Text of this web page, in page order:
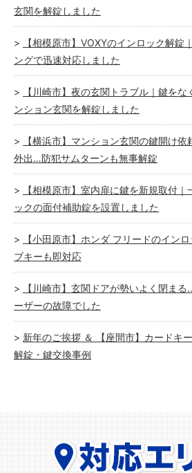
玄関を解錠しました
【相模原市】VOXYのインロック解錠
ングで迅速対応しました
【川崎市】夜の玄関トラブル｜鍵を
ンション玄関を解錠しました
【横浜市】マンション玄関の鍵開け依
外出…防犯サムターンも無事解錠
【相模原市】室内扉に鍵を新規取付｜
ックの面付補助錠を設置しました
【小田原市】ホンダ フリードのイン
ブキーも即対応
【川崎市】玄関ドアが勢いよく閉ま
ーザーの故障でした
新年のご挨拶 ＆ 【座間市】カードキ
解錠・鍵交換事例